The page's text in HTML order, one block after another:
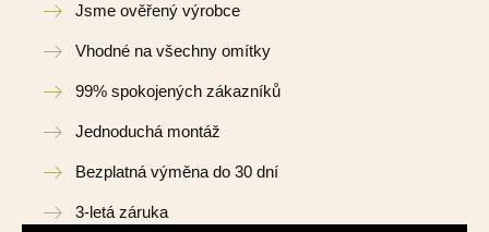
Jsme ověřený výrobce
Vhodné na všechny omítky
99% spokojených zákazníků
Jednoduchá montáž
Bezplatná výměna do 30 dní
3-letá záruka